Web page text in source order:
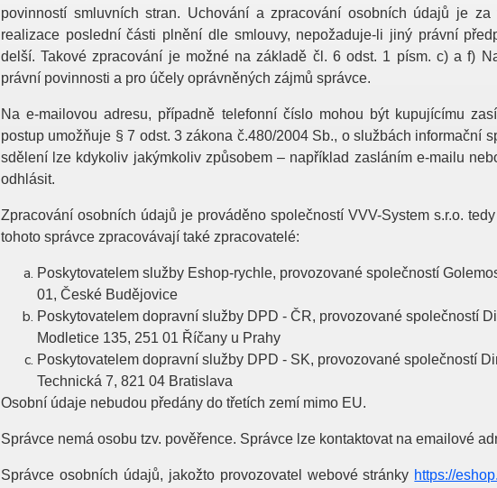
povinností smluvních stran. Uchování a zpracování osobních údajů je
realizace poslední části plnění dle smlouvy, nepožaduje-li jiný právní
delší. Takové zpracování je možné na základě čl. 6 odst. 1 písm. c) a f)
právní povinnosti a pro účely oprávněných zájmů správce.
Na e-mailovou adresu, případně telefonní číslo mohou být kupujícímu
postup umožňuje § 7 odst. 3 zákona č.480/2004 Sb., o službách informační
sdělení lze kdykoliv jakýmkoliv způsobem – například zasláním e-mailu
odhlásit.
Zpracování osobních údajů je prováděno společností VVV-System s.r.o.
tohoto správce zpracovávají také zpracovatelé:
Poskytovatelem služby Eshop-rychle, provozované společností
01, České Budějovice
Poskytovatelem dopravní služby DPD - ČR, provozované společností
Modletice 135, 251 01 Říčany u Prahy
Poskytovatelem dopravní služby DPD - SK, provozované společností
Technická 7, 821 04 Bratislava
Osobní údaje nebudou předány do třetích zemí mimo EU.
Správce nemá osobu tzv. pověřence. Správce lze kontaktovat na emailové
Správce osobních údajů, jakožto provozovatel webové stránky https://